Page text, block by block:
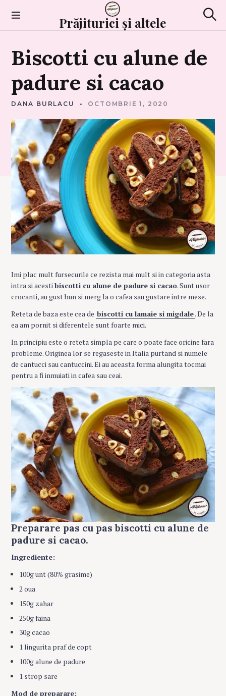
Prăjiturici și altele
U
R
S
U
R
Biscotti cu alune de
padure si cacao
DANA BURLACU OCTOMBRIE 1, 2020
Imi plac mult fursecurile ce rezista mai mult si in categoria asta
intra si acestibiscotti cu alune de padure si cacao. Sunt usor
crocanti, au gust bun si merg la o cafea sau gustare intre mese.
Reteta de baza este cea de biscotti cu lamaie si migdale. De la
ea am pornit si diferentele sunt foarte mici.
In principiu este o reteta simpla pe care o poate face oricine fara
probleme. Originea lor se regaseste in Italia purtand si numele
de cantucci sau cantuccini. Ei au aceasta forma alungita tocmai
pentru a fi inmuiati in cafea sau ceai.
Preparare pas cu pas biscotti cu alune de
padure si cacao.
Ingrediente:
100g unt (80% grasime)
2 oua
150g zahar
250g faina
30g cacao
1 lingurita praf de copt
100g alune de padure
1 strop sare
Mod de preparare: